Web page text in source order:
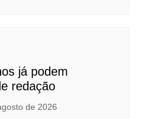
já podem
redação
de 2026